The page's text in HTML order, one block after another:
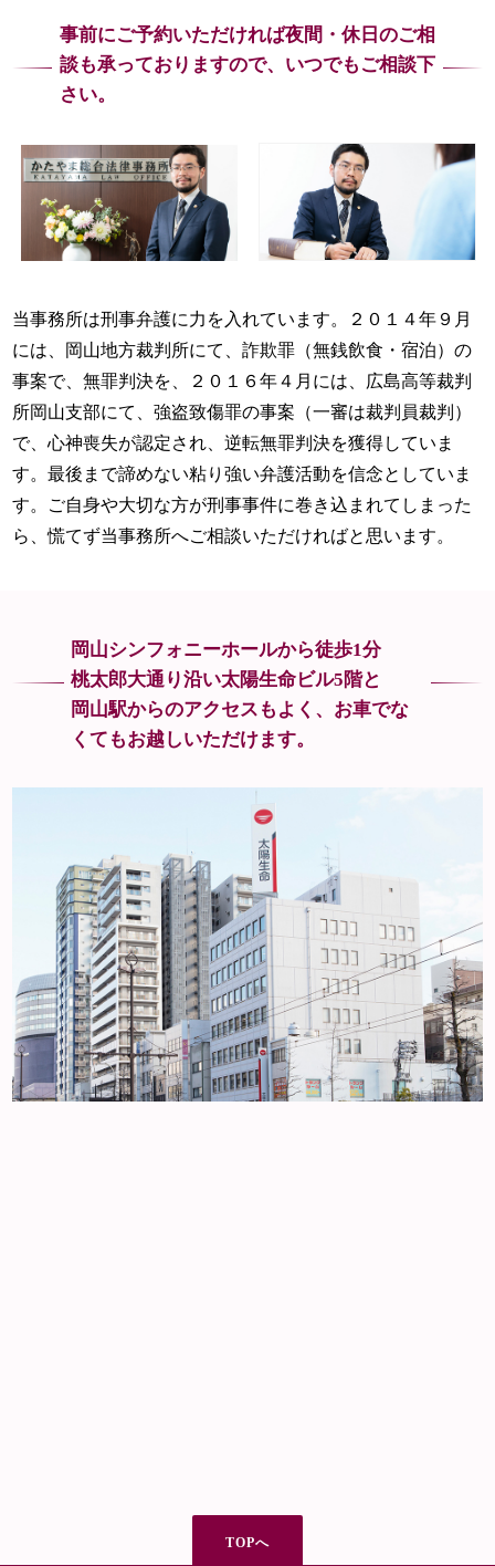
事前にご予約いただければ夜間・休日のご相
談も承っておりますので、いつでもご相談下
さい。
当事務所は刑事弁護に力を入れています。２０１４年９月
には、岡山地方裁判所にて、詐欺罪（無銭飲食・宿泊）の
事案で、無罪判決を、２０１６年４月には、広島高等裁判
所岡山支部にて、強盗致傷罪の事案（一審は裁判員裁判）
で、心神喪失が認定され、逆転無罪判決を獲得していま
す。最後まで諦めない粘り強い弁護活動を信念としていま
す。ご自身や大切な方が刑事事件に巻き込まれてしまった
ら、慌てず当事務所へご相談いただければと思います。
岡山シンフォニーホールから徒歩1分
桃太郎大通り沿い太陽生命ビル5階と
岡山駅からのアクセスもよく、 お車でな
くてもお越しいただけます。
TOPへ